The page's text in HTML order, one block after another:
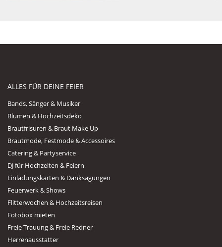
ALLES FÜR DEINE FEIER
Bands, Sänger & Musiker
Blumen & Hochzeitsdeko
Brautfrisuren & Braut Make Up
Brautmode, Festmode & Accessoires
Catering & Partyservice
DJ für Hochzeiten & Feiern
Einladungskarten & Danksagungen
Feuerwerk & Shows
Flitterwochen & Hochzeitsreisen
Fotobox mieten
Freie Trauung & Freie Redner
Herrenausstatter